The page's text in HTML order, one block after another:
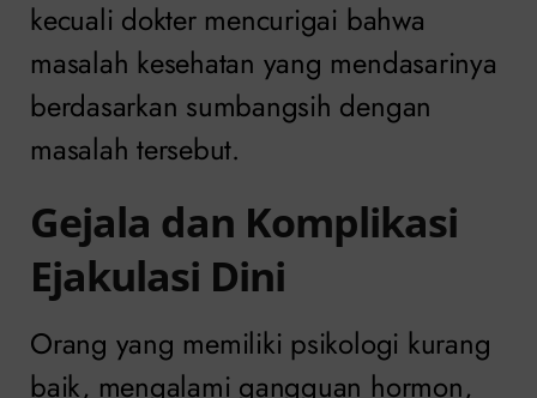
kecuali dokter mencurigai bahwa
masalah kesehatan yang mendasarinya
berdasarkan sumbangsih dengan
masalah tersebut.
Gejala dan Komplikasi
Ejakulasi Dini
Orang yang memiliki psikologi kurang
baik, mengalami gangguan hormon,